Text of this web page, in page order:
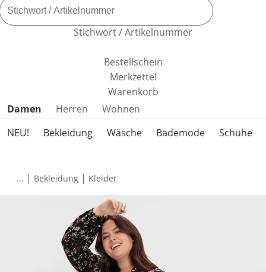
Stichwort / Artikelnummer
Bestellschein
Merkzettel
Warenkorb
Produktkategorien überspringen
Damen Herren
Wohnen
NEU!
Bekleidung Wäsche Bademode Schuhe
... | Bekleidung | Kleider